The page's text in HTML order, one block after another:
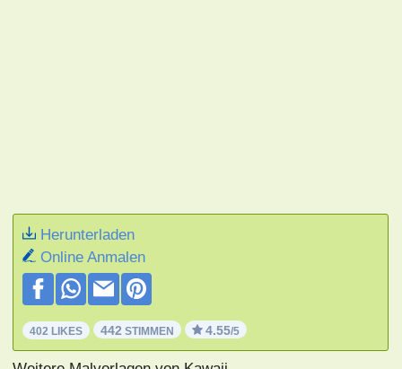
Herunterladen
Online Anmalen
402 LIKES 442 STIMMEN 4.55/5